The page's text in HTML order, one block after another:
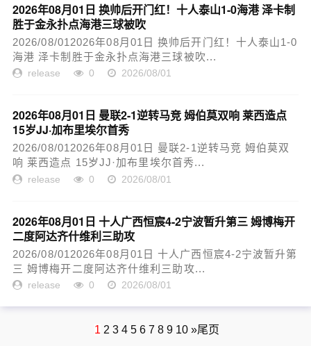
2026年08月01日 换帅后开门红！十人泰山1-0海港 泽卡制
胜于金永扑点海港三球被吹
2026/08/012026年08月01日 换帅后开门红！十人泰山1-0
海港 泽卡制胜于金永扑点海港三球被吹...
release 0 2026/08/01
2026年08月01日 曼联2-1逆转马竞 姆伯莫双响 莱西造点
15岁JJ·加布里埃尔首秀
2026/08/012026年08月01日 曼联2-1逆转马竞 姆伯莫双
响 莱西造点 15岁JJ·加布里埃尔首秀...
release 0 2026/08/01
2026年08月01日 十人广西恒宸4-2宁波暂升第三 姆博梅开
二度阿达齐什维利三助攻
2026/08/012026年08月01日 十人广西恒宸4-2宁波暂升第
三 姆博梅开二度阿达齐什维利三助攻...
release 0 2026/08/01
1 2 3 4 5 6 7 8 9 10 »尾页